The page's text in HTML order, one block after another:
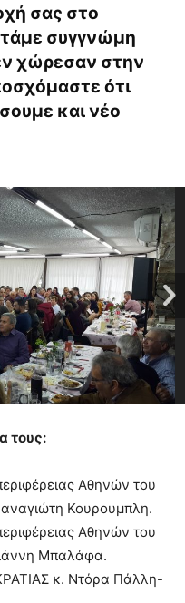
σας στο
συγγνώμη
χώρεσαν στην
ότι
και νέο
τους:
Αθηνών του
Κουρουμπλη.
Αθηνών του
Μπαλάφα.
κ. Ντόρα Πάλλη-